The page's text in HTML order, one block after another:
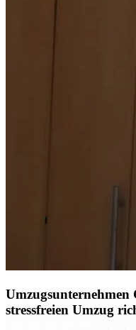
Umzugsunternehmen
stressfreien Umzug